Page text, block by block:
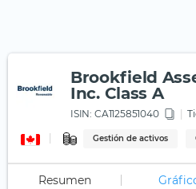
Brookfield
Inc. Class A
ISIN: CA1125851040
Gestión de activos
Resumen